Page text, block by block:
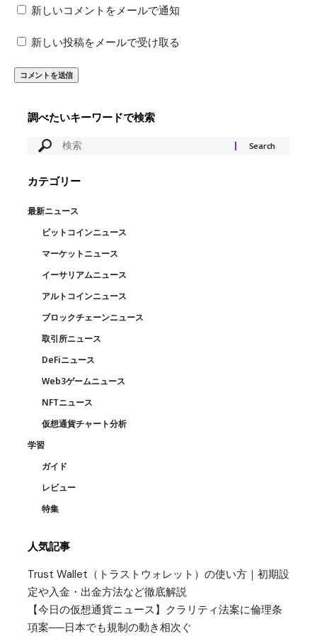
新しいコメントをメールで通知
新しい投稿をメールで受け取る
調べたいキーワードで検索
カテゴリー
最新ニュース
ビットコインニュース
マーケットニュース
イーサリアムニュース
アルトコインニュース
ブロックチェーンニュース
取引所ニュース
DeFiニュース
Web3ゲームニュース
NFTニュース
仮想通貨チャート分析
学習
ガイド
レビュー
特集
人気記事
Trust Wallet（トラストウォレット）の使い方｜初期設
定や入金・出金方法など徹底解説
【今日の仮想通貨ニュース】クラリティ法案に倫理条
項案──日本でも規制の動き相次ぐ